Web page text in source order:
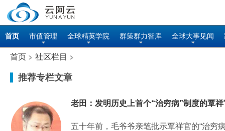
首页 市值管理 全球精英学院 群策群力智库 全球大事见闻
首页 社区栏目
推荐专栏文章
老田：发明历史上首个“治穷病”制度的覃
五十年前，毛爷爷亲笔批示覃祥官的“治穷